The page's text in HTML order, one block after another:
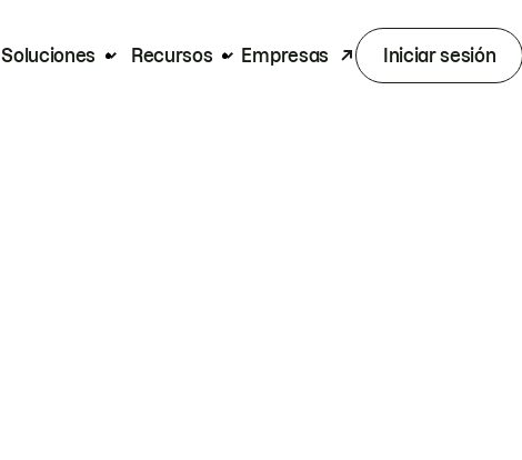
Soluciones Recursos Empresas Iniciar sesión